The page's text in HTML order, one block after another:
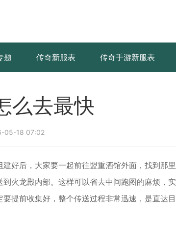
题 传奇新服表 传奇手游新服表
么去最快
05-18 07:02
好后，大家要一起前往盟重酒馆外面，找到那里
火龙殿内部。这样可以省去中间跑图的麻烦，实
提前收集好，整个传送过程非常迅速，是直达目